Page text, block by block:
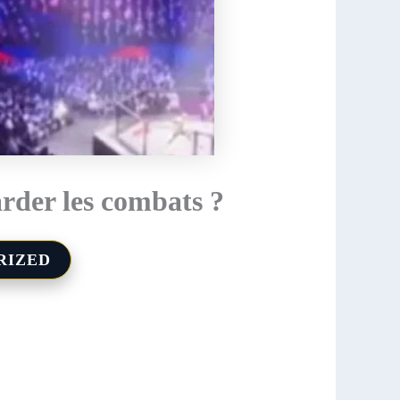
les combats ?